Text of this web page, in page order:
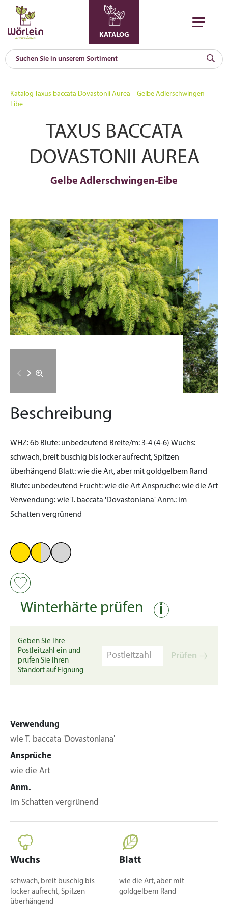
KATALOG
Katalog Taxus baccata Dovastonii Aurea – Gelbe Adlerschwingen-
Eibe
TAXUS BACCATA
DOVASTONII AUREA
Gelbe Adlerschwingen-Eibe
Beschreibung
WHZ:6b Blüte: unbedeutend Breite/m:3-4 (4-6) Wuchs:
schwach, breit buschig bis locker aufrecht, Spitzen
überhängend Blatt:wie die Art, aber mit goldgelbem Rand
Blüte: unbedeutend Frucht:wie die ArtAnsprüche:wie die Art
Verwendung:wie T. baccata 'Dovastoniana'Anm.: im
Schatten vergrünend
Winterhärte prüfen i
Geben Sie Ihre
Postleitzahl ein und
prüfen Sie Ihren
Standort auf Eignung
Prüfen
Verwendung
wie T. baccata 'Dovastoniana'
Ansprüche
wie die Art
Anm.
im Schatten vergrünend
Wuchs
schwach, breit buschig bis
locker aufrecht, Spitzen
überhängend
Blatt
wie die Art, aber mit
goldgelbem Rand